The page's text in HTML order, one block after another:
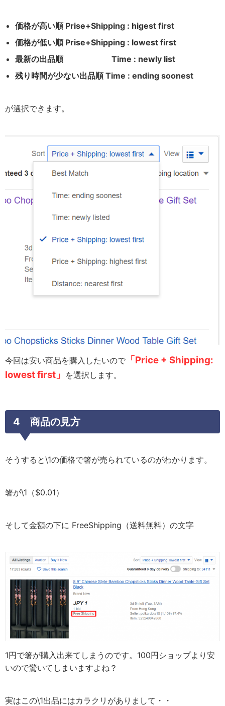
価格が高い順 Prise+Shipping : higest first
価格が低い順 Prise+Shipping : lowest first
最新の出品順 Time : newly list
残り時間が少ない出品順 Time : ending soonest
が選択できます。
今回は安い商品を購入したいので 「Price + Shipping:
lowest first」 を選択します。
4 商品の見方
そうすると\1の価格で箸が売られているのがわかります。
箸が\1（$0.01）
そして金額の下に FreeShipping（送料無料）の文字
1円で箸が購入出来てしまうのです。100円ショップより安
いので驚いてしまいますよね？
実はこの\1出品にはカラクリがありまして・・